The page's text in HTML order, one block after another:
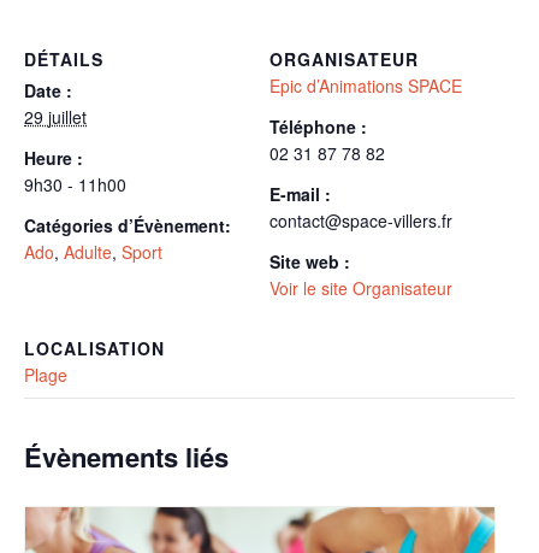
DÉTAILS
Date :
29 juillet
Heure :
9h30 - 11h00
Catégories d’Évènement:
Ado, Adulte, Sport
ORGANISATEUR
Epic d’Animations SPACE
Téléphone :
02 31 87 78 82
E-mail :
contact@space-villers.fr
Site web :
Voir le site Organisateur
LOCALISATION
Plage
Évènements liés